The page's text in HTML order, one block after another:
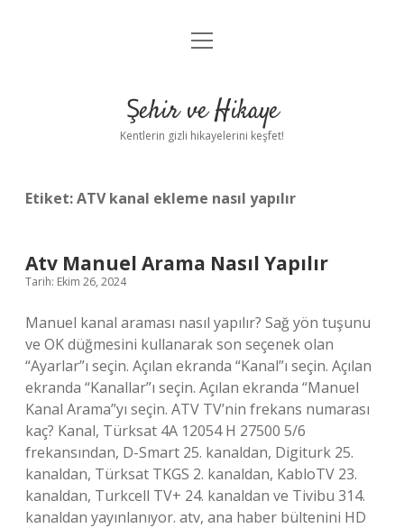
Anasayfa
Yasal Uyarı
menüyü
Şehir ve Hikaye
Kentlerin gizli hikayelerini keşfet!
Etiket:ATV kanal ekleme nasıl yapılır
Atv Manuel Arama Nasıl Yapılır
Tarih: Ekim 26, 2024
Manuel kanal araması nasıl yapılır? Sağ yön tuşunu
ve OK düğmesini kullanarak son seçenek olan
“Ayarlar”ı seçin. Açılan ekranda “Kanal”ı seçin. Açılan
ekranda “Kanallar”ı seçin. Açılan ekranda “Manuel
Kanal Arama”yı seçin. ATV TV’nin frekans numarası
kaç? Kanal, Türksat 4A 12054 H 27500 5/6
frekansından, D-Smart 25. kanaldan, Digiturk 25.
kanaldan, Türksat TKGS 2. kanaldan, KabloTV 23.
kanaldan, Turkcell TV+ 24. kanaldan ve Tivibu 314.
kanaldan yayınlanıyor. atv, ana haber bültenini HD